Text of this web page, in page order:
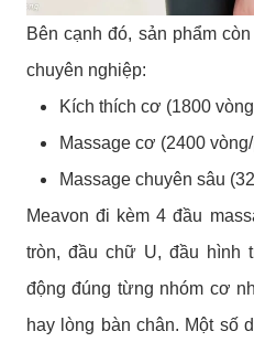
Bên cạnh đó, sản phẩm
chuyên nghiệp:
Kích thích cơ (1800
Massage cơ (2400
Massage chuyên sâu
Meavon đi kèm 4 đầu
tròn, đầu chữ U, đầu hình
động đúng từng nhóm cơ
hay lòng bàn chân. Một số